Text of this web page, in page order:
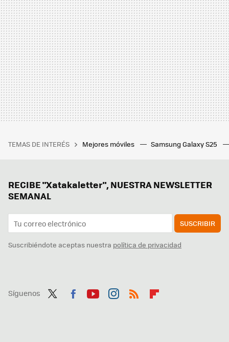
TEMAS DE INTERÉS Mejores móviles Samsung Galaxy S25
RECIBE "Xatakaletter", NUESTRA NEWSLETTER
SEMANAL
SUSCRIBIR
Suscribiéndote aceptas nuestra política de privacidad
Síguenos